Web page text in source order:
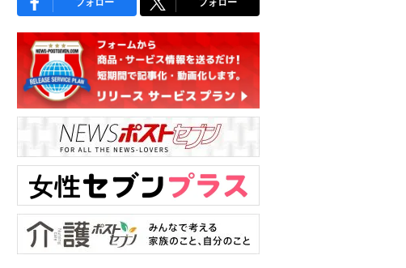
フォロー フォロー